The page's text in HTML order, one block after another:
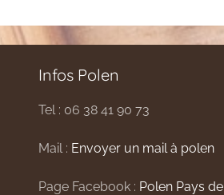
Infos Polen
Tel : 06 38 41 90 73
Mail : Envoyer un mail à polen
Page Facebook : Polen Pays de